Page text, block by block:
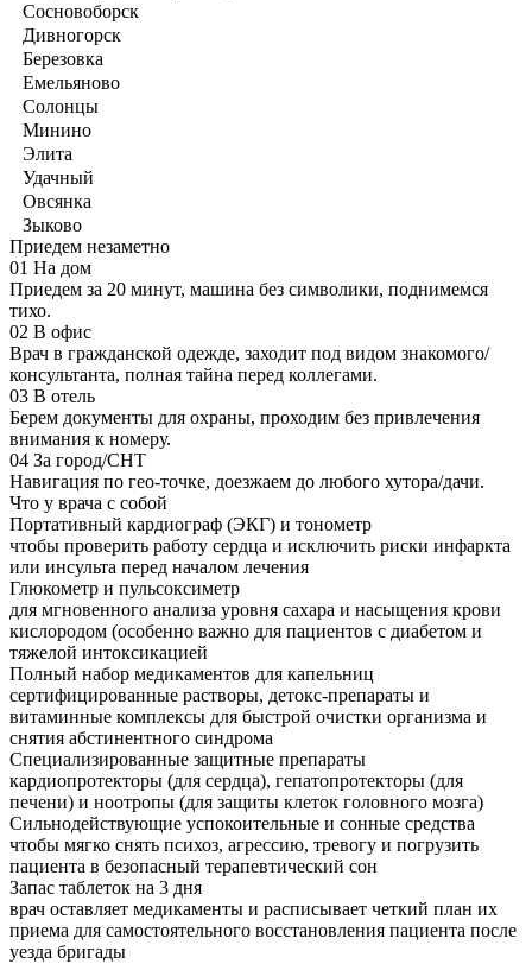
Сосновоборск
Дивногорск
Березовка
Емельяново
Солонцы
Минино
Элита
Удачный
Овсянка
Зыково
Приедем незаметно
01 На дом
Приедем за 20 минут, машина без символики, поднимемся
тихо.
02 В офис
Врач в гражданской одежде, заходит под видом знакомого/
консультанта, полная тайна перед коллегами.
03 В отель
Берем документы для охраны, проходим без привлечения
внимания к номеру.
04 За город/СНТ
Навигация по гео-точке, доезжаем до любого хутора/дачи.
Что у врача с собой
Портативный кардиограф (ЭКГ) и тонометр
чтобы проверить работу сердца и исключить риски инфаркта
или инсульта перед началом лечения
Глюкометр и пульсоксиметр
для мгновенного анализа уровня сахара и насыщения крови
кислородом (особенно важно для пациентов с диабетом и
тяжелой интоксикацией
Полный набор медикаментов для капельниц
сертифицированные растворы, детокс-препараты и
витаминные комплексы для быстрой очистки организма и
снятия абстинентного синдрома
Специализированные защитные препараты
кардиопротекторы (для сердца), гепатопротекторы (для
печени) и ноотропы (для защиты клеток головного мозга)
Сильнодействующие успокоительные и сонные средства
чтобы мягко снять психоз, агрессию, тревогу и погрузить
пациента в безопасный терапевтический сон
Запас таблеток на 3 дня
врач оставляет медикаменты и расписывает четкий план их
приема для самостоятельного восстановления пациента после
уезда бригады